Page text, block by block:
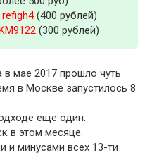
refigh4(400 рублей)
(300 рублей)
мае 2017 прошло чуть
в Москве запустилось 8
еще один:
в этом месяце.
и минусами всех 13-ти